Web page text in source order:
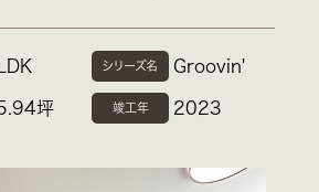
シリーズ名 Groovin'
坪 竣工年 2023